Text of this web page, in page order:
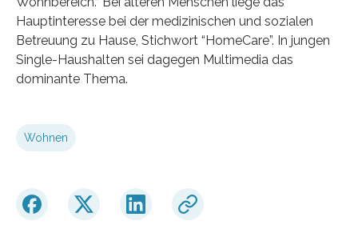
Hauptinteresse bei der medizinischen und sozialen
Betreuung zu Hause, Stichwort “HomeCare”. In jungen
Single-Haushalten sei dagegen Multimedia das
dominante Thema.
Wohnen